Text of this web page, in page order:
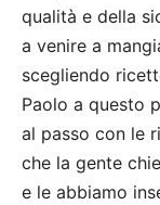
qualità e della
a venire a
scegliendo
Paolo a questo
al passo con le
che la gente
e le abbiamo